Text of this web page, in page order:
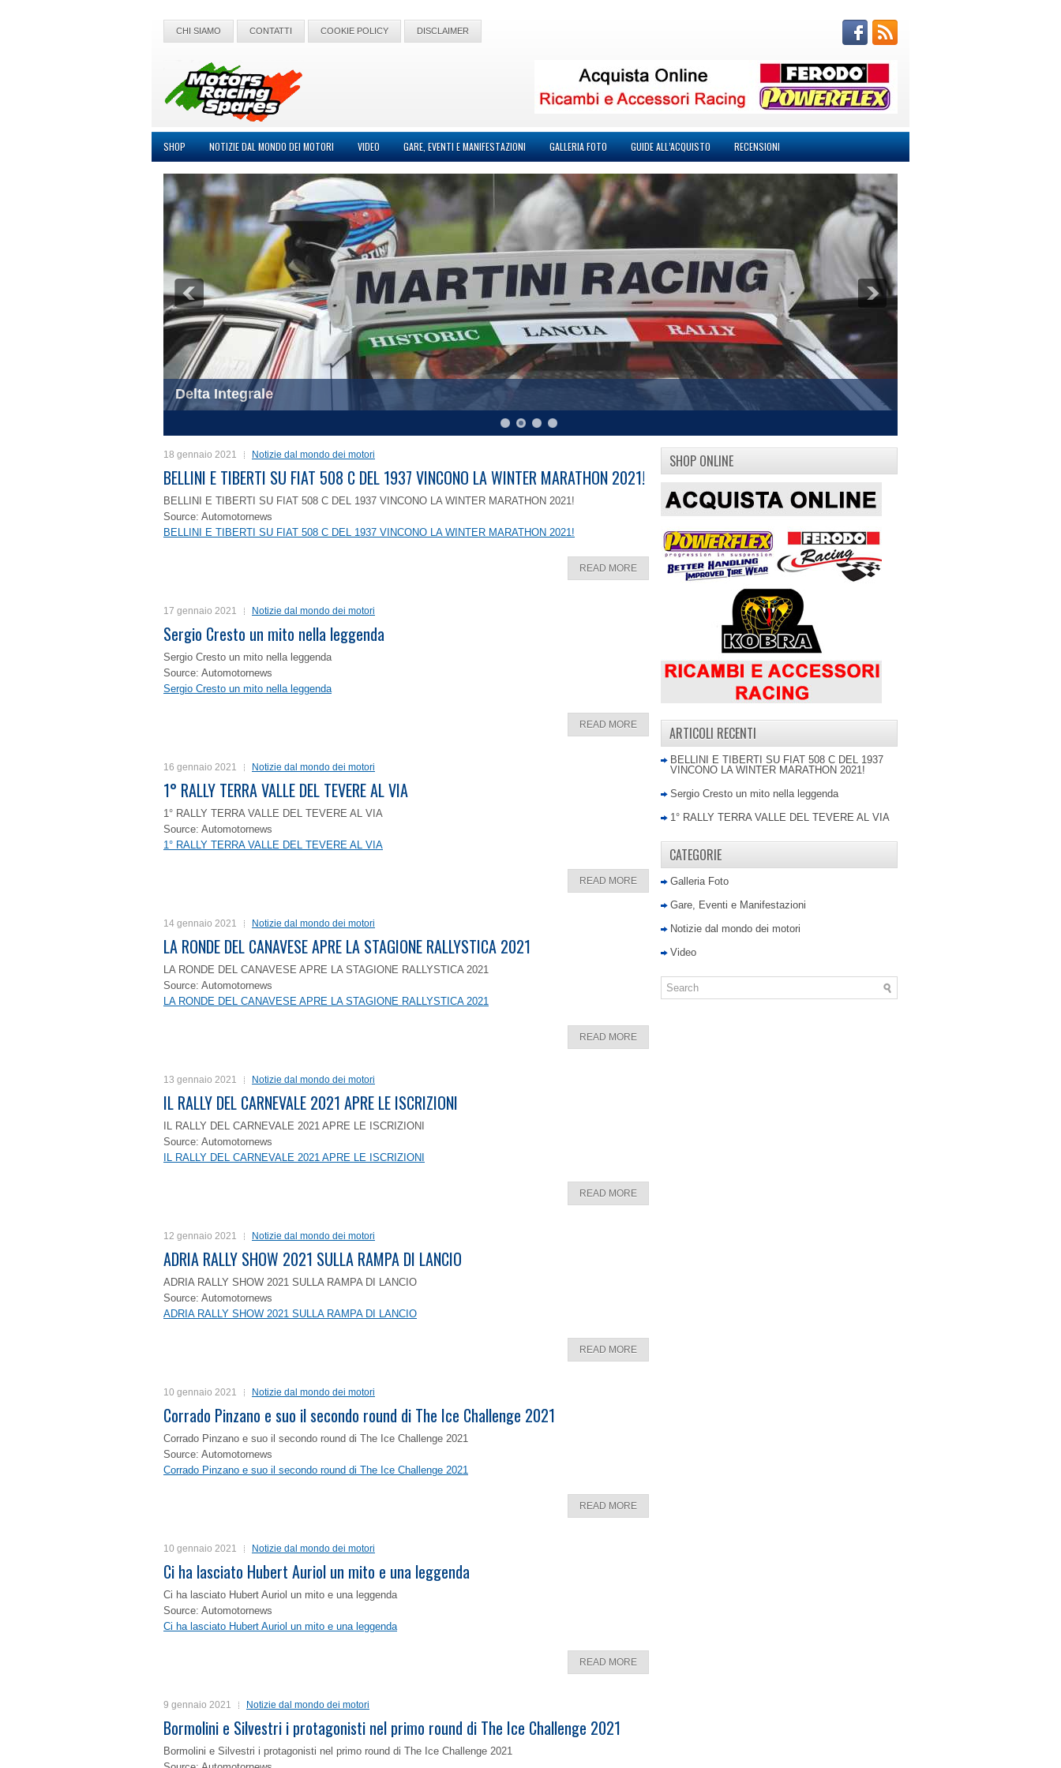
CHI SIAMO CONTATTI COOKIE POLICY DISCLAIMER
SHOP NOTIZIE DAL MONDO DEI MOTORI VIDEO GARE, EVENTI E MANIFESTAZIONI GALLERIA FOTO GUIDE ALL’ACQUISTO RECENSIONI
Delta Integrale
18 gennaio 2021 Notizie dal mondo dei motori
BELLINI E TIBERTI SU FIAT 508 C DEL 1937 VINCONO LA WINTER MARATHON 2021!
BELLINI E TIBERTI SU FIAT 508 C DEL 1937 VINCONO LA WINTER MARATHON 2021!
Source: Automotornews
BELLINI E TIBERTI SU FIAT 508 C DEL 1937 VINCONO LA WINTER MARATHON 2021!
READ MORE
17 gennaio 2021 Notizie dal mondo dei motori
Sergio Cresto un mito nella leggenda
Sergio Cresto un mito nella leggenda
Source: Automotornews
Sergio Cresto un mito nella leggenda
READ MORE
16 gennaio 2021 Notizie dal mondo dei motori
1° RALLY TERRA VALLE DEL TEVERE AL VIA
1° RALLY TERRA VALLE DEL TEVERE AL VIA
Source: Automotornews
1° RALLY TERRA VALLE DEL TEVERE AL VIA
READ MORE
14 gennaio 2021 Notizie dal mondo dei motori
LA RONDE DEL CANAVESE APRE LA STAGIONE RALLYSTICA 2021
LA RONDE DEL CANAVESE APRE LA STAGIONE RALLYSTICA 2021
Source: Automotornews
LA RONDE DEL CANAVESE APRE LA STAGIONE RALLYSTICA 2021
READ MORE
13 gennaio 2021 Notizie dal mondo dei motori
IL RALLY DEL CARNEVALE 2021 APRE LE ISCRIZIONI
IL RALLY DEL CARNEVALE 2021 APRE LE ISCRIZIONI
Source: Automotornews
IL RALLY DEL CARNEVALE 2021 APRE LE ISCRIZIONI
READ MORE
12 gennaio 2021 Notizie dal mondo dei motori
ADRIA RALLY SHOW 2021 SULLA RAMPA DI LANCIO
ADRIA RALLY SHOW 2021 SULLA RAMPA DI LANCIO
Source: Automotornews
ADRIA RALLY SHOW 2021 SULLA RAMPA DI LANCIO
READ MORE
10 gennaio 2021 Notizie dal mondo dei motori
Corrado Pinzano e suo il secondo round di The Ice Challenge 2021
Corrado Pinzano e suo il secondo round di The Ice Challenge 2021
Source: Automotornews
Corrado Pinzano e suo il secondo round di The Ice Challenge 2021
READ MORE
10 gennaio 2021 Notizie dal mondo dei motori
Ci ha lasciato Hubert Auriol un mito e una leggenda
Ci ha lasciato Hubert Auriol un mito e una leggenda
Source: Automotornews
Ci ha lasciato Hubert Auriol un mito e una leggenda
READ MORE
9 gennaio 2021 Notizie dal mondo dei motori
Bormolini e Silvestri i protagonisti nel primo round di The Ice Challenge 2021
Bormolini e Silvestri i protagonisti nel primo round di The Ice Challenge 2021
SHOP ONLINE
ARTICOLI RECENTI
BELLINI E TIBERTI SU FIAT 508 C DEL 1937
VINCONO LA WINTER MARATHON 2021!
Sergio Cresto un mito nella leggenda
1° RALLY TERRA VALLE DEL TEVERE AL VIA
CATEGORIE
Galleria Foto
Gare, Eventi e Manifestazioni
Notizie dal mondo dei motori
Video